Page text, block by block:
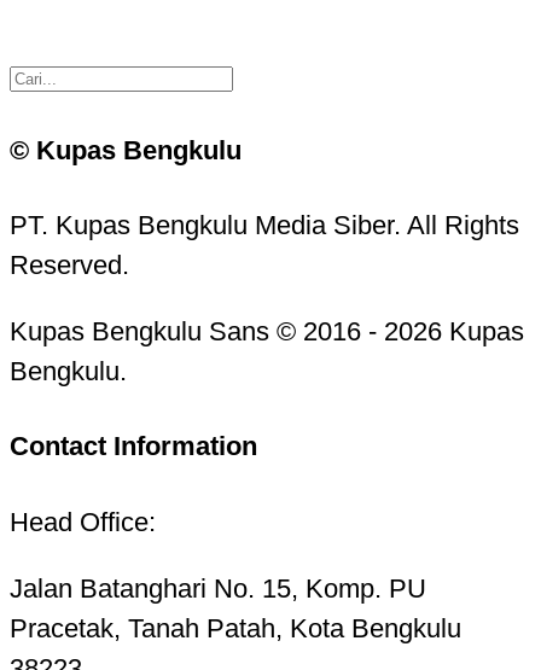
© Kupas Bengkulu
PT. Kupas Bengkulu Media Siber. All Rights
Reserved.
Kupas Bengkulu Sans © 2016 - 2026 Kupas
Bengkulu.
Contact Information
Head Office:
Jalan Batanghari No. 15, Komp. PU
Pracetak, Tanah Patah, Kota Bengkulu